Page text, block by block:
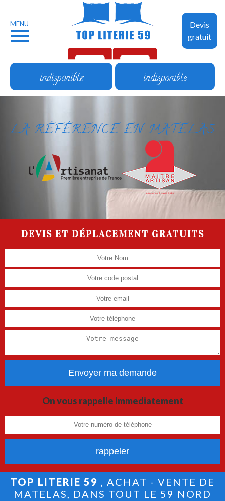
Devis
gratuit
MENU
indisponible indisponible
LA RÉFÉRENCE EN MATELAS
DEVIS ET DÉPLACEMENT GRATUITS
On vous rappelle immediatement
TOP LITERIE 59 , ACHAT - VENTE DE
MATELAS, DANS TOUT LE 59 NORD